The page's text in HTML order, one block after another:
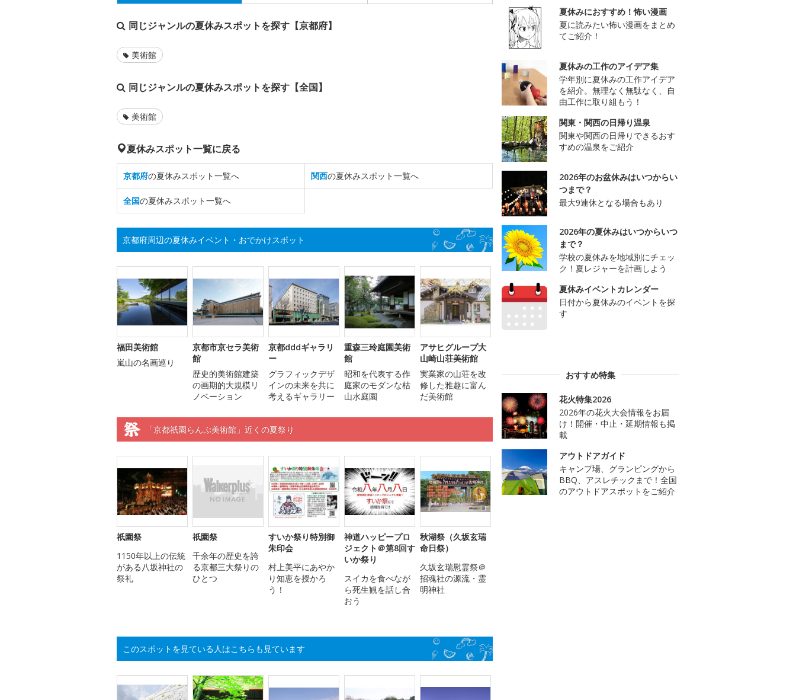
同じジャンルの夏休みスポットを探す【京都府】
美術館
同じジャンルの夏休みスポットを探す【全国】
美術館
夏休みスポット一覧に戻る
京都府の夏休みスポット一覧へ 関西の夏休みスポット一覧へ
全国の夏休みスポット一覧へ
京都府周辺の夏休みイベント・おでかけスポット
福田美術館
嵐山の名画巡り
京都市京セラ美術
館
歴史的美術館建築
の画期的大規模リ
ノベーション
京都dddギャラリ
ー
グラフィックデザ
インの未来を共に
考えるギャラリー
重森三玲庭園美術
館
昭和を代表する作
庭家のモダンな枯
山水庭園
アサヒグループ大
山崎山荘美術館
実業家の山荘を改
修した雅趣に富ん
だ美術館
「京都祇園らんぷ美術館」近くの夏祭り
祇園祭
1150年以上の伝統
がある八坂神社の
祭礼
祇園祭
千余年の歴史を誇
る京都三大祭りの
ひとつ
すいか祭り特別御
朱印会
村上美平にあやか
り知恵を授かろ
う！
神道ハッピープロ
ジェクト＠第8回す
いか祭り
スイカを食べなが
ら死生観を話し合
おう
秋湖祭（久坂玄瑞
命日祭）
久坂玄瑞慰霊祭＠
招魂社の源流・霊
明神社
このスポットを見ている人はこちらも見ています
夏休みにおすすめ！怖い漫画
夏に読みたい怖い漫画をまとめ
てご紹介！
夏休みの工作のアイデア集
学年別に夏休みの工作アイデア
を紹介。無理なく無駄なく、自
由工作に取り組もう！
関東・関西の日帰り温泉
関東や関西の日帰りできるおす
すめの温泉をご紹介
2026年のお盆休みはいつからい
つまで？
最大9連休となる場合もあり
2026年の夏休みはいつからいつ
まで？
学校の夏休みを地域別にチェッ
ク！夏レジャーを計画しよう
夏休みイベントカレンダー
日付から夏休みのイベントを探
す
おすすめ特集
花火特集2026
2026年の花火大会情報をお届
け！開催・中止・延期情報も掲
載
アウトドアガイド
キャンプ場、グランピングから
BBQ、アスレチックまで！全国
のアウトドアスポットをご紹介